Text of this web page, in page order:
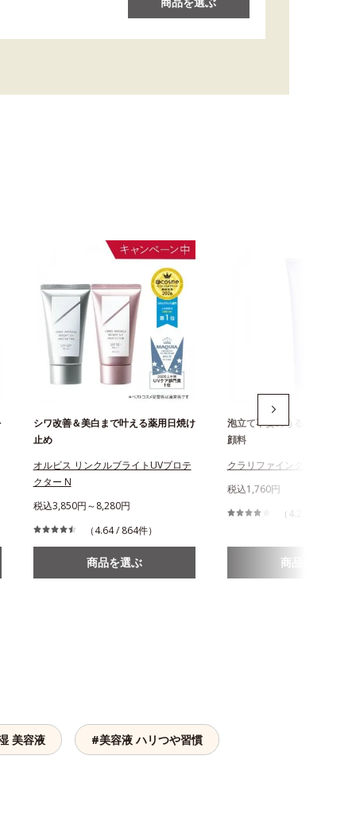
シワ改善＆美白まで叶える薬用日焼け
止め
オルビス リンクルブライトUVプロテ
クター N
税込3,850円～8,280円
（4.64 / 864件）
商品を選ぶ
泡立て不要のうるぷるジュレ
顔料
クラリファイング ジュレウ
税込1,760円
（4.2 / 205件）
商品を選ぶ
美容液 #美容液 ハリつや習慣